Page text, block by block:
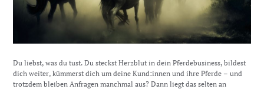
Du liebst, was du tust. Du steckst Herzblut in dein Pferdebusiness, bildest
dich weiter, kümmerst dich um deine Kund:innen und ihre Pferde – und
trotzdem bleiben Anfragen manchmal aus? Dann liegt das selten an